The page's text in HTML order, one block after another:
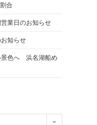
合
業日のお知らせ
知らせ
景色へ 浜名湖船め